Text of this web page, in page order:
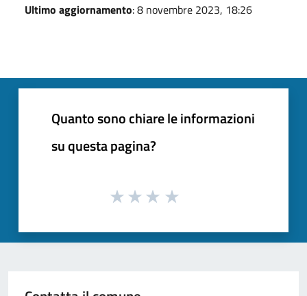
Ultimo aggiornamento: 8 novembre 2023, 18:26
Quanto sono chiare le informazioni
su questa pagina?